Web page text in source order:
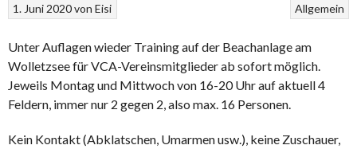
Allgemein
1. Juni 2020vonEisi
Unter Auflagen wieder Training auf der Beachanlage am
Wolletzsee für VCA-Vereinsmitglieder ab sofort möglich.
Jeweils Montag und Mittwoch von 16-20 Uhr auf aktuell 4
Feldern, immer nur 2 gegen 2, also max. 16 Personen.
Kein Kontakt (Abklatschen, Umarmen usw.), keine Zuschauer,